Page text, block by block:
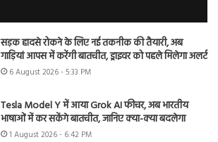
सड़क हादसे रोकने के लिए नई तकनीक की तैयारी, अब
गाड़ियां आपस में करेंगी बातचीत, ड्राइवर को पहले मिलेगा अलर्ट
6 August 2026 - 5:33 PM
Tesla Model Y में आया Grok AI फीचर, अब भारतीय
भाषाओं में कर सकेंगे बातचीत, जानिए क्या-क्या बदलेगा
1 August 2026 - 6:42 PM